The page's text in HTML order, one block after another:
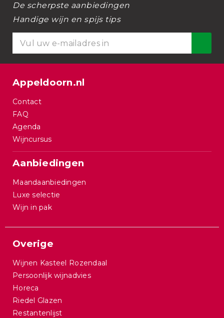
De scherpste aanbiedingen
Handige wijn en spijs tips
Appeldoorn.nl
Contact
FAQ
Agenda
Wijncursus
Aanbiedingen
Maandaanbiedingen
Luxe selectie
Wijn in pak
Overige
Wijnen Kasteel Rozendaal
Persoonlijk wijnadvies
Horeca
Riedel Glazen
Restantenlijst